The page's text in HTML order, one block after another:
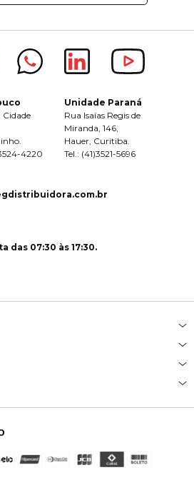
Cidade
4220
Unidade Paraná
Rua Isaías Regis de
Miranda, 146,
Hauer, Curitiba.
Tel.: (41)3521-5696
das 07:30 às 17:30.